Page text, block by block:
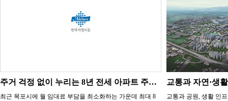
주거 걱정 없이 누리는 8년 전세 아파트 주목... '목포5차 한국아델리움 …
최근 목포시에 월 임대료 부담을 최소화하는 가운데 최대 8
교통과 공원, 생활 인